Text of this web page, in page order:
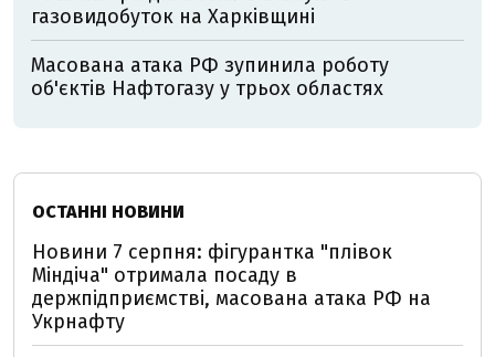
газовидобуток на Харківщині
Масована атака РФ зупинила роботу
об'єктів Нафтогазу у трьох областях
ОСТАННІ НОВИНИ
Новини 7 серпня: фігурантка "плівок
Міндіча" отримала посаду в
держпідприємстві, масована атака РФ на
Укрнафту